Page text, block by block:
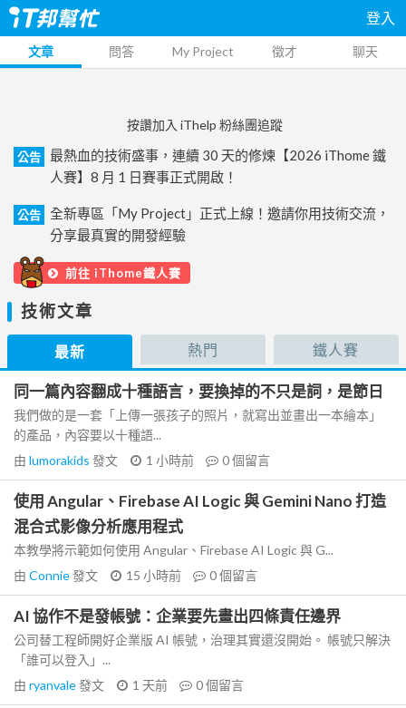
登入
文章 問答 My Project 徵才 聊天
按讚加入 iThelp 粉絲團追蹤
公告
最熱血的技術盛事，連續 30 天的修煉【2026 iThome 鐵
人賽】8 月 1 日賽事正式開啟！
公告
全新專區「My Project」正式上線！邀請你用技術交流，
分享最真實的開發經驗
前往 iThome鐵人賽
技術文章
最新 熱門 鐵人賽
同一篇內容翻成十種語言，要換掉的不只是詞，是節日
我們做的是一套「上傳一張孩子的照片，就寫出並畫出一本繪本」
的產品，內容要以十種語...
由 lumorakids 發文 1 小時前 0個留言
使用 Angular、Firebase AI Logic 與 Gemini Nano 打造
混合式影像分析應用程式
本教學將示範如何使用 Angular、Firebase AI Logic 與 G...
由 Connie發文 15 小時前 0個留言
AI 協作不是發帳號：企業要先畫出四條責任邊界
公司替工程師開好企業版 AI 帳號，治理其實還沒開始。 帳號只解決
「誰可以登入」...
由 ryanvale發文 1 天前 0個留言